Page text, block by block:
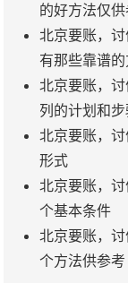
的好方法仅
北京要账，
有那些靠谱
北京要账，
列的计划和步
北京要账，
形式
北京要账，
个基本条件
北京要账，
个方法供参考